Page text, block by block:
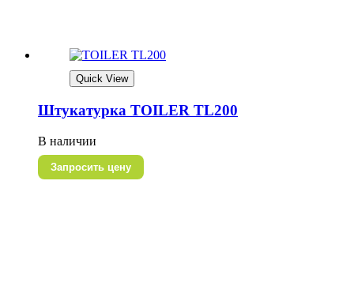
Quick View
Штукатурка TOILER TL200
В наличии
Запросить цену